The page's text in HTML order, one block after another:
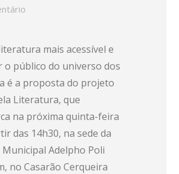
mais acessível e
o público do universo dos
é a proposta do projeto
Literatura, que
na próxima quinta-feira
das 14h30, na sede da
Adelpho Poli
no Casarão Cerqueira